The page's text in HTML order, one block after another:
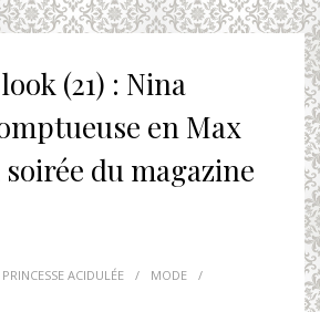
(21) : Nina
en Max
du magazine
PRINCESSE ACIDULÉE / MODE
/